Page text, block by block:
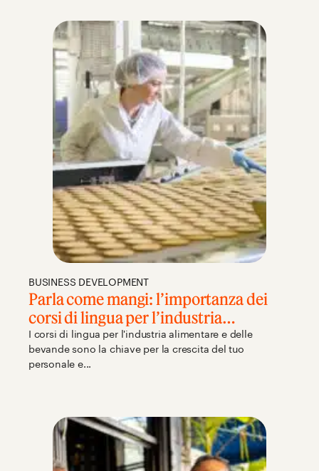
BUSINESS DEVELOPMENT
Parla come mangi: l’importanza dei
corsi di lingua per l’industria
alimentare italiana
I corsi di lingua per l'industria alimentare e delle
bevande sono la chiave per la crescita del tuo
personale e...